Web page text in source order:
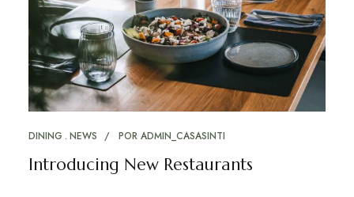
DINING NEWS POR ADMIN_CASASINTI
Introducing New Restaurants